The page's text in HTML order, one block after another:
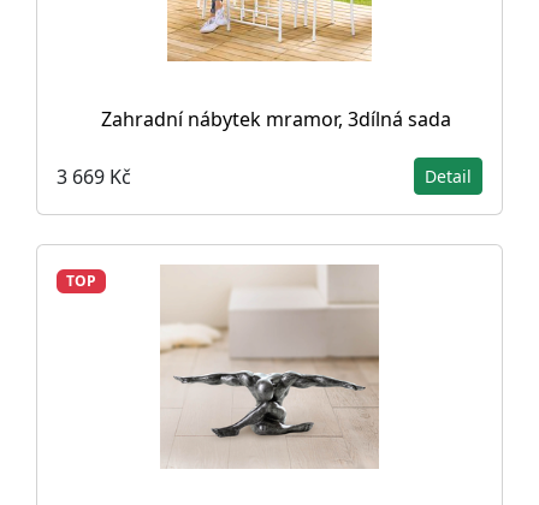
Zahradní nábytek mramor, 3dílná sada
3 669 Kč Detail
TOP